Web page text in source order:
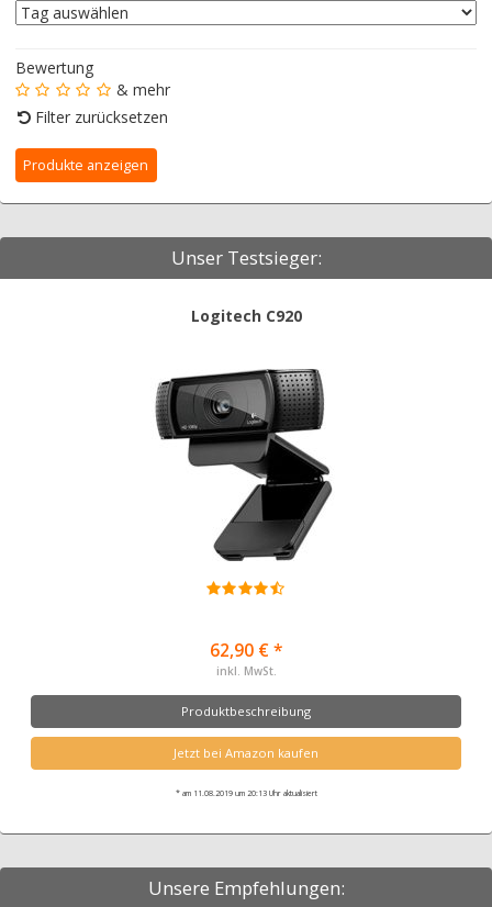
Bewertung
& mehr
Filter zurücksetzen
Unser Testsieger:
Logitech C920
62,90 € *
inkl. MwSt.
Produktbeschreibung
Jetzt bei Amazon kaufen
* am 11.08.2019 um 20:13 Uhr aktualisiert
Unsere Empfehlungen: